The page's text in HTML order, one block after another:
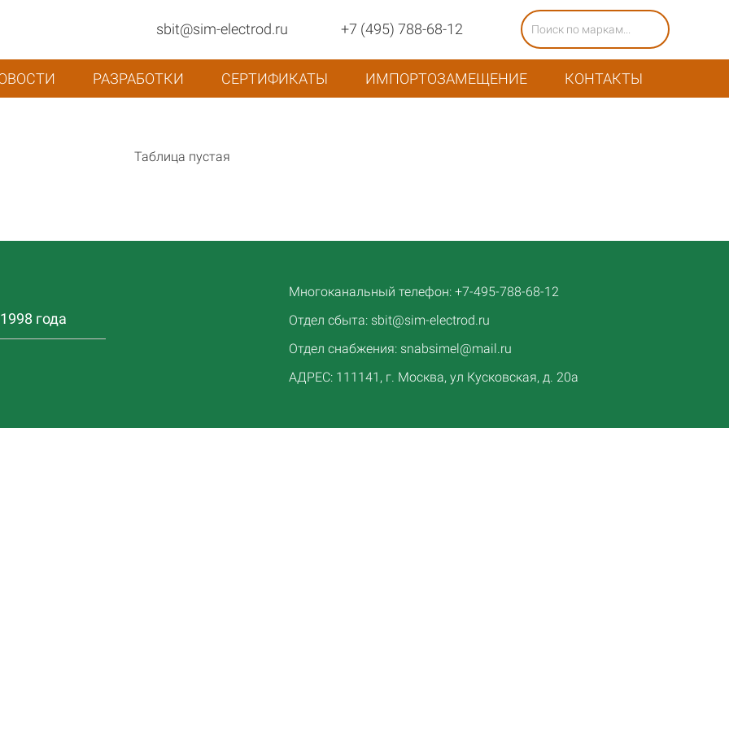
sbit@sim-electrod.ru +7 (495) 788-68-12
РАЗРАБОТКИ СЕРТИФИКАТЫ ИМПОРТОЗАМЕЩЕНИЕ КОНТАКТЫ
Таблица пустая
года
Многоканальный телефон: +7-495-788-68-12
Отдел сбыта: sbit@sim-electrod.ru
Отдел снабжения: snabsimel@mail.ru
АДРЕС: 111141, г. Москва, ул Кусковская, д. 20а